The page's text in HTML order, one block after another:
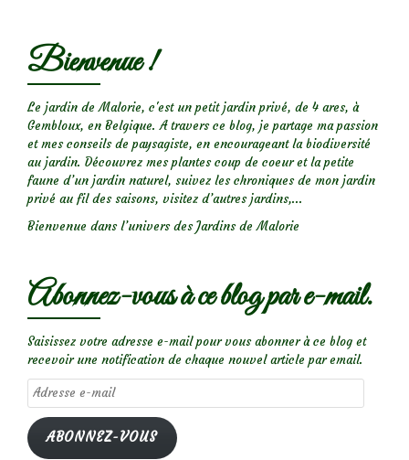
Bienvenue !
Le jardin de Malorie, c'est un petit jardin privé, de 4 ares, à
Gembloux, en Belgique. A travers ce blog, je partage ma passion
et mes conseils de paysagiste, en encourageant la biodiversité
au jardin. Découvrez mes plantes coup de coeur et la petite
faune d’un jardin naturel, suivez les chroniques de mon jardin
privé au fil des saisons, visitez d’autres jardins,...
Bienvenue dans l’univers des Jardins de Malorie
Abonnez-vous à ce blog par e-mail.
Saisissez votre adresse e-mail pour vous abonner à ce blog et
recevoir une notification de chaque nouvel article par email.
Adresse
e-
mail
ABONNEZ-VOUS